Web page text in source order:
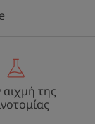
αιχμή της